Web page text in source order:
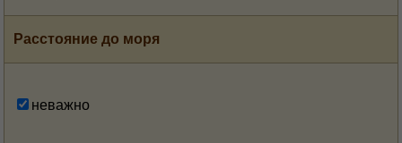
Расстояние до моря
неважно